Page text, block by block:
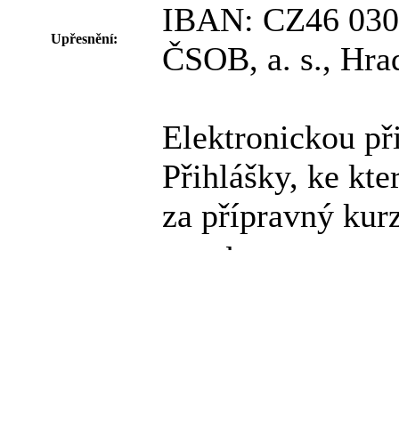
Upřesnění:
IBAN: CZ46
ČSOB, a. s.,
Elektronickou
Přihlášky, ke
za přípravný
osvobozeno